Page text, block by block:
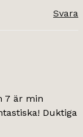
Svara
7 är min
Duktiga